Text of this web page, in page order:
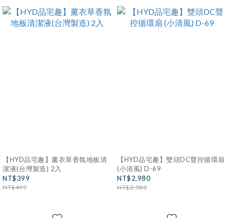
【HYD品宅趣】薰衣草香氛地板清
潔液(台灣製造) 2入
NT$399
NT$499
【HYD品宅趣】雙頭DC聲控循環扇
(小清風) D-69
NT$2,980
NT$2,980